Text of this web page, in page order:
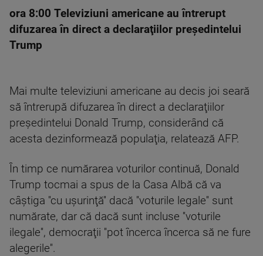
ora 8:00 Televiziuni americane au întrerupt
difuzarea în direct a declaraţiilor preşedintelui
Trump
Mai multe televiziuni americane au decis joi seară
să întrerupă difuzarea în direct a declaraţiilor
preşedintelui Donald Trump, considerând că
acesta dezinformează populaţia, relatează AFP.
În timp ce numărarea voturilor continuă, Donald
Trump tocmai a spus de la Casa Albă că va
câştiga ''cu uşurinţă'' dacă ''voturile legale'' sunt
numărate, dar că dacă sunt incluse ''voturile
ilegale'', democraţii ''pot încerca încerca să ne fure
alegerile''.